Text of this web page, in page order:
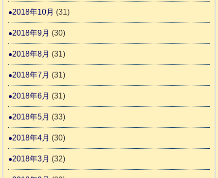
2018年10月 (31)
2018年9月 (30)
2018年8月 (31)
2018年7月 (31)
2018年6月 (31)
2018年5月 (33)
2018年4月 (30)
2018年3月 (32)